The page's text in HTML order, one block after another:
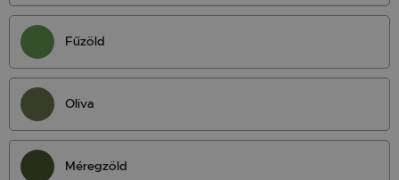
Fűzöld
Oliva
Méregzöld